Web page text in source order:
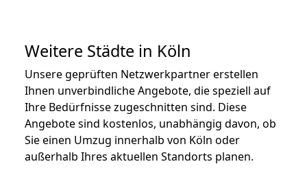
Weitere Städte in Köln
Unsere geprüften Netzwerkpartner erstellen
Ihnen unverbindliche Angebote, die speziell auf
Ihre Bedürfnisse zugeschnitten sind. Diese
Angebote sind kostenlos, unabhängig davon, ob
Sie einen Umzug innerhalb von Köln oder
außerhalb Ihres aktuellen Standorts planen.